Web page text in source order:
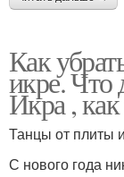
Как
икре. Что
Икра ,
Танцы от плиты
С нового года